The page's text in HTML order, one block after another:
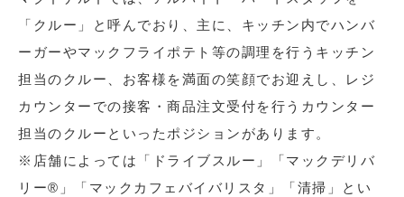
「クルー」と呼んでおり、主に、キッチン内でハンバ
ーガーやマックフライポテト等の調理を行うキッチン
担当のクルー、お客様を満面の笑顔でお迎えし、レジ
カウンターでの接客・商品注文受付を行うカウンター
担当のクルーといったポジションがあります。
※店舗によっては「ドライブスルー」「マックデリバ
リー®︎」「マックカフェバイバリスタ」「清掃」とい